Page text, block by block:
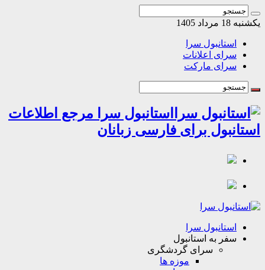
1405
استانبول سرا
سرای اعلانات
سرای مارکت
استانبول سرا مرجع اطلاعات
برای فارسی زبانان
استانبول سرا
سفر به استانبول
سرای گردشگری
موزه ها